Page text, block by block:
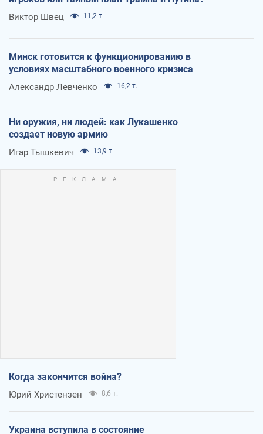
Виктор Швец 11,2 т.
Минск готовится к функционированию в
условиях масштабного военного кризиса
Александр Левченко 16,2 т.
Ни оружия, ни людей: как Лукашенко
создает новую армию
Игар Тышкевич 13,9 т.
Когда закончится война?
Юрий Христензен 8,6 т.
Украина вступила в состояние